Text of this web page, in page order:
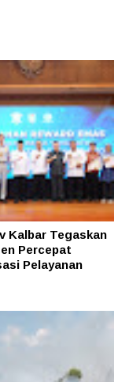
Kalbar Tegaskan
Percepat
Pelayanan